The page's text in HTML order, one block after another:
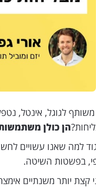
לגוגל, אינטל,
הן כולן
למה שאנו עשויים
בפשטות השיטה.
קצת יותר משנתיים